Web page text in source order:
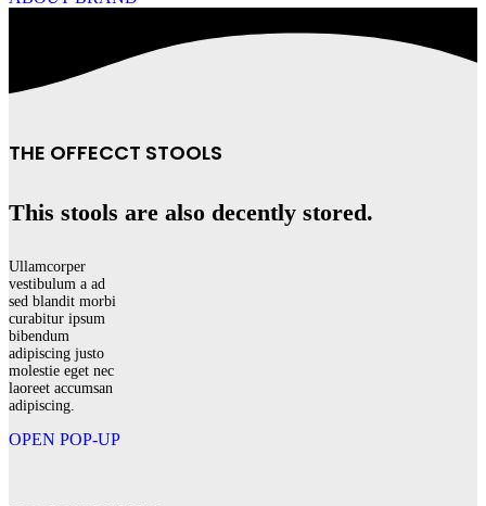
THE OFFECCT STOOLS
This stools are also decently stored.
Ullamcorper
vestibulum a ad
sed blandit morbi
curabitur ipsum
bibendum
adipiscing justo
molestie eget nec
laoreet accumsan
adipiscing.
OPEN POP-UP